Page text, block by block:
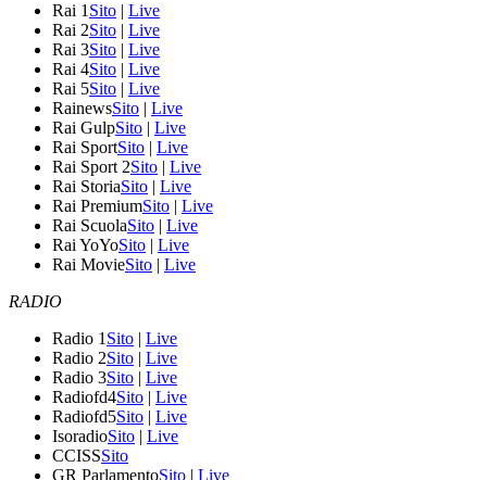
Rai 1 Sito | Live
Rai 2Sito | Live
Rai 3Sito | Live
Rai 4Sito | Live
Rai 5Sito | Live
RainewsSito | Live
Rai GulpSito | Live
Rai SportSito | Live
Rai Sport 2Sito | Live
Rai StoriaSito | Live
Rai PremiumSito | Live
Rai ScuolaSito | Live
Rai YoYoSito | Live
Rai MovieSito | Live
RADIO
Radio 1 Sito | Live
Radio 2Sito | Live
Radio 3Sito | Live
Radiofd4Sito | Live
Radiofd5Sito | Live
IsoradioSito | Live
CCISSSito
GR ParlamentoSito | Live